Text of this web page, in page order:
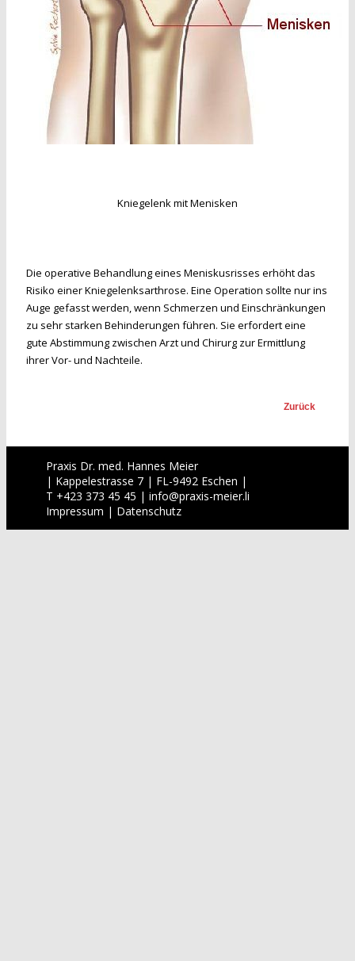
Kniegelenk mit Menisken
Die operative Behandlung eines Meniskusrisses erhöht das
Risiko einer Kniegelenksarthrose. Eine Operation sollte nur ins
Auge gefasst werden, wenn Schmerzen und Einschränkungen
zu sehr starken Behinderungen führen. Sie erfordert eine
gute Abstimmung zwischen Arzt und Chirurg zur Ermittlung
ihrer Vor- und Nachteile.
Zurück
Praxis Dr. med. Hannes Meier
| Kappelestrasse 7 | FL-9492 Eschen |
T +423 373 45 45 | info@praxis-meier.li
Impressum | Datenschutz